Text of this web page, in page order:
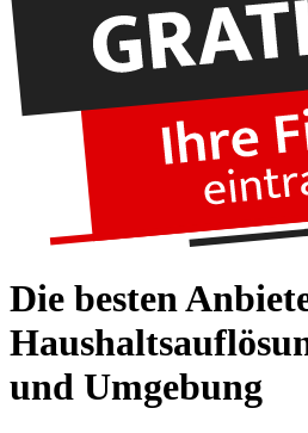
Die besten
und Umgebung